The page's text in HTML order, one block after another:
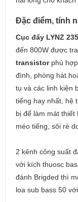
Đặc điểm, tính
Cục đẩy LYNZ
đến 800W được
transistorphù hợp
đình, phòng hát
tụ và các linh kiện
tiếng hay nhất, hệ
bị để làm mát thiết
méo tiếng, sôi rè
2 kênh công suất
với kích thuosc
đánh Brigded thì
loa sub bass 50